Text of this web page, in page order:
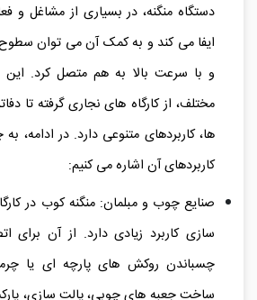
دستگاه منگنه، در بسیاری از مشاغل و
ایفا می‌ کند و به کمک آن می‌ توان
و با سرعت بالا به هم متصل کرد. این
مختلف، از کارگاه‌ های نجاری گرفته تا
ها، کاربردهای متنوعی دارد. در ادامه،
کاربردهای آن اشاره می‌ کنیم:
صنایع چوب و مبلمان: منگنه کوب در
سازی کاربرد زیادی دارد. از آن برای
چسباندن روکش‌ های پارچه‌ ای یا
ساخت جعبه‌ های چوبی، پالت‌ سازی،